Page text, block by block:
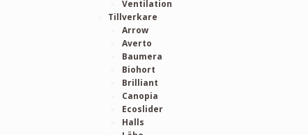
Ventilation
Tillverkare
Arrow
Averto
Baumera
Biohort
Brilliant
Canopia
Ecoslider
Halls